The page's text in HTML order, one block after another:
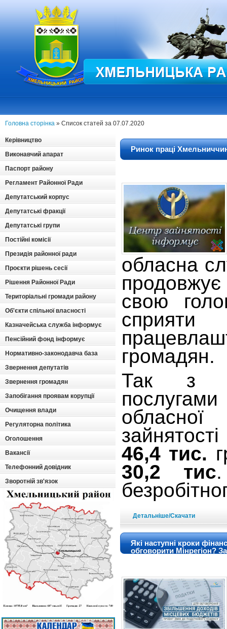
Головна сторінка » Список статей за 07.07.2020
Керівництво
Виконавчий апарат
Паспорт району
Регламент Районної Ради
Депутатський корпус
Депутатські фракції
Депутатські групи
Постійні комісії
Президія районної ради
Проєкти рішень сесії
Рішення Районної Ради
Територіальні громади району
Об'єкти спільної власності
Казначейська служба інформує
Пенсійний фонд інформує
Нормативно-законодавча база
Звернення депутатів
Звернення громадян
Запобігання проявам корупції
Очищення влади
Регуляторна політика
Оголошення
Вакансії
Телефонний довідник
Зворотній зв'язок
Ринок праці
обласна
свою
громадян.
Так з
46,4 тис.
30,2 тис
Детальніше/Скачати
Які наступні кроки
обговорити Мінрегіон?